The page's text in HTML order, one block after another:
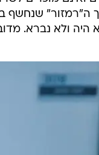
ה"רמזור" שנחשף
היה ולא נברא.